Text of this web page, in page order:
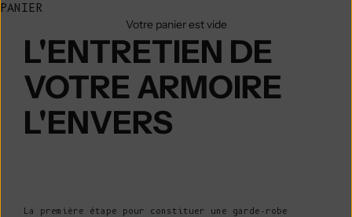
PANIER
Votre panier est vide
L'ENTRETIEN DE
VOTRE ARMOIRE
L'ENVERS
La première étape pour constituer une garde-robe